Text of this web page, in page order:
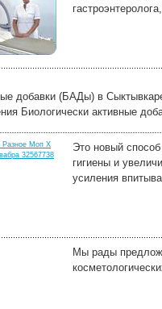
добавки (БАДы) в
Биологически активные
Это новый
гигиены и
усиления
Мы рады